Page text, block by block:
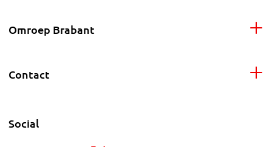
Omroep Brabant
Contact
Social